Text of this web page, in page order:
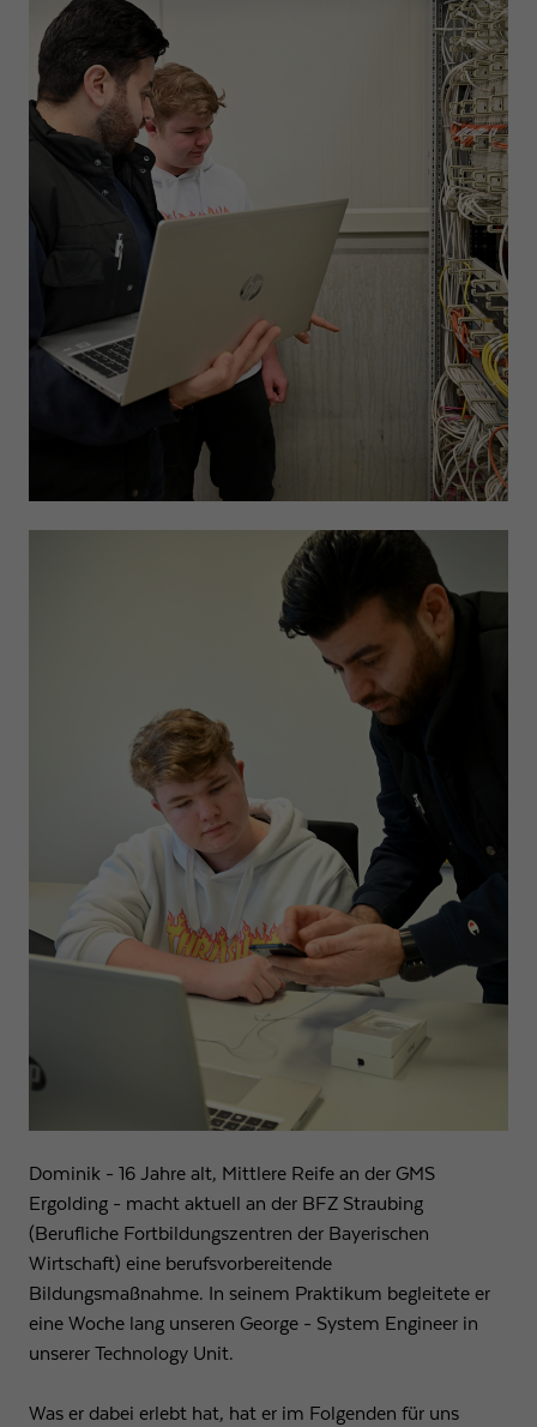
Dominik - 16 Jahre alt, Mittlere Reife an der GMS
Ergolding - macht aktuell an der BFZ Straubing
(Berufliche Fortbildungszentren der Bayerischen
Wirtschaft) eine berufsvorbereitende
Bildungsmaßnahme. In seinem Praktikum begleitete er
eine Woche lang unseren George - System Engineer in
unserer Technology Unit.
Was er dabei erlebt hat, hat er im Folgenden für uns